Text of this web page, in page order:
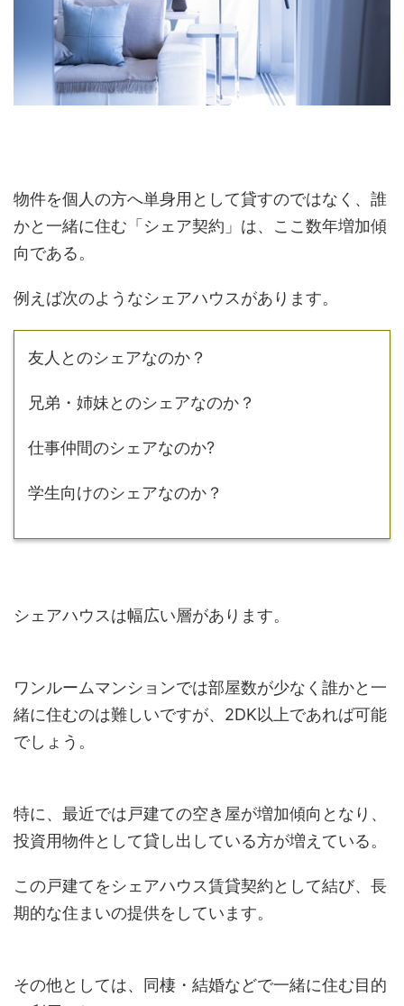
物件を個人の方へ単身用として貸すのではなく、誰
かと一緒に住む「シェア契約」は、ここ数年増加傾
向である。
例えば次のようなシェアハウスがあります。
友人とのシェアなのか？
兄弟・姉妹とのシェアなのか？
仕事仲間のシェアなのか?
学生向けのシェアなのか？
シェアハウスは幅広い層があります。
ワンルームマンションでは部屋数が少なく誰かと一
緒に住むのは難しいですが、2DK以上であれば可能
でしょう。
特に、最近では戸建ての空き屋が増加傾向となり、
投資用物件として貸し出している方が増えている。
この戸建てをシェアハウス賃貸契約として結び、長
期的な住まいの提供をしています。
その他としては、同棲・結婚などで一緒に住む目的